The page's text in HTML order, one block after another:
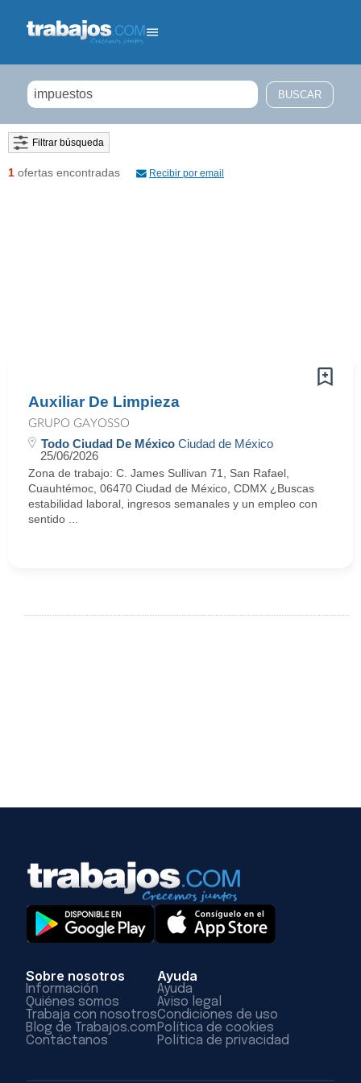
Filtrar búsqueda
1 ofertas encontradas Recibir por email
Auxiliar De Limpieza
GRUPO GAYOSSO
Todo Ciudad De México Ciudad de México
25/06/2026
Zona de trabajo: C. James Sullivan 71, San Rafael,
Cuauhtémoc, 06470 Ciudad de México, CDMX ¿Buscas
estabilidad laboral, ingresos semanales y un empleo con
sentido ...
Sobre nosotros
Información
Quiénes somos
Trabaja con nosotros
Blog de Trabajos.com
Contáctanos
Ayuda
Ayuda
Aviso legal
Condiciones de uso
Política de cookies
Política de privacidad